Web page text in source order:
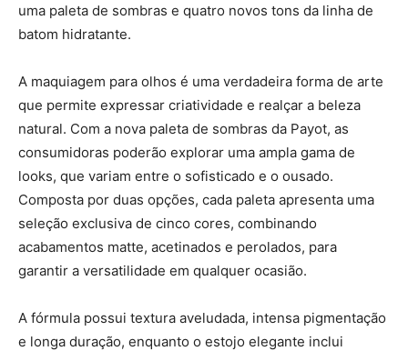
uma paleta de sombras e quatro novos tons da linha de
batom hidratante.
A maquiagem para olhos é uma verdadeira forma de arte
que permite expressar criatividade e realçar a beleza
natural. Com a nova paleta de sombras da Payot, as
consumidoras poderão explorar uma ampla gama de
looks, que variam entre o sofisticado e o ousado.
Composta por duas opções, cada paleta apresenta uma
seleção exclusiva de cinco cores, combinando
acabamentos matte, acetinados e perolados, para
garantir a versatilidade em qualquer ocasião.
A fórmula possui textura aveludada, intensa pigmentação
e longa duração, enquanto o estojo elegante inclui